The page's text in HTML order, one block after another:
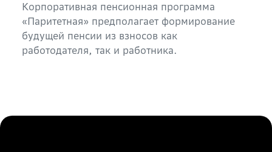
Корпоративная пенсионная программа
«Паритетная» предполагает формирование
будущей пенсии из взносов как
работодателя, так и работника.